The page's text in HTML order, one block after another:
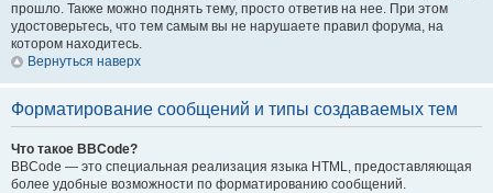
прошло. Также можно поднять тему, просто ответив на нее. При этом
удостоверьтесь, что тем самым вы не нарушаете правил форума, на
котором находитесь.
Вернуться наверх
Форматирование сообщений и типы создаваемых тем
Что такое BBCode?
BBCode — это специальная реализация языка HTML, предоставляющая
более удобные возможности по форматированию сообщений.